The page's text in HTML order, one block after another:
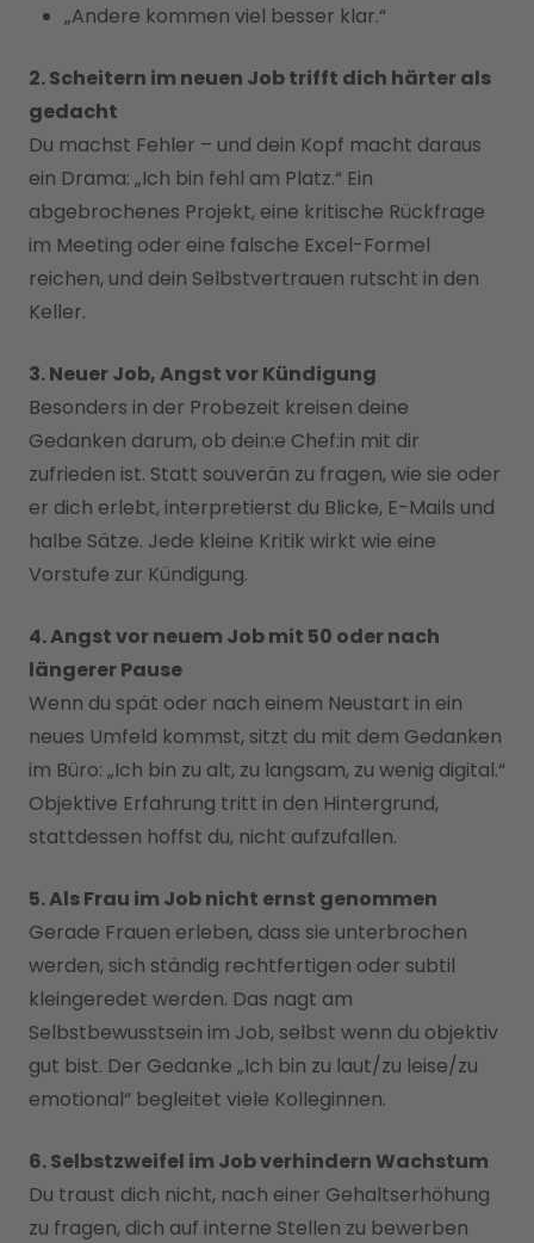
„Andere kommen viel besser klar.“
2. Scheitern im neuen Job trifft dich härter als
gedacht
Du machst Fehler – und dein Kopf macht daraus
ein Drama: „Ich bin fehl am Platz.“ Ein
abgebrochenes Projekt, eine kritische Rückfrage
im Meeting oder eine falsche Excel-Formel
reichen, und dein Selbstvertrauen rutscht in den
Keller.
3. Neuer Job, Angst vor Kündigung
Besonders in der Probezeit kreisen deine
Gedanken darum, ob dein:e Chef:in mit dir
zufrieden ist. Statt souverän zu fragen, wie sie oder
er dich erlebt, interpretierst du Blicke, E-Mails und
halbe Sätze. Jede kleine Kritik wirkt wie eine
Vorstufe zur Kündigung.
4. Angst vor neuem Job mit 50 oder nach
längerer Pause
Wenn du spät oder nach einem Neustart in ein
neues Umfeld kommst, sitzt du mit dem Gedanken
im Büro: „Ich bin zu alt, zu langsam, zu wenig digital.“
Objektive Erfahrung tritt in den Hintergrund,
stattdessen hoffst du, nicht aufzufallen.
5. Als Frau im Job nicht ernst genommen
Gerade Frauen erleben, dass sie unterbrochen
werden, sich ständig rechtfertigen oder subtil
kleingeredet werden. Das nagt am
Selbstbewusstsein im Job, selbst wenn du objektiv
gut bist. Der Gedanke „Ich bin zu laut/zu leise/zu
emotional“ begleitet viele Kolleginnen.
6. Selbstzweifel im Job verhindern Wachstum
Du traust dich nicht, nach einer Gehaltserhöhung
zu fragen, dich auf interne Stellen zu bewerben